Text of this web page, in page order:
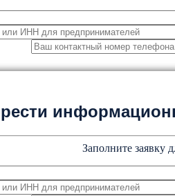
Заполните заявку